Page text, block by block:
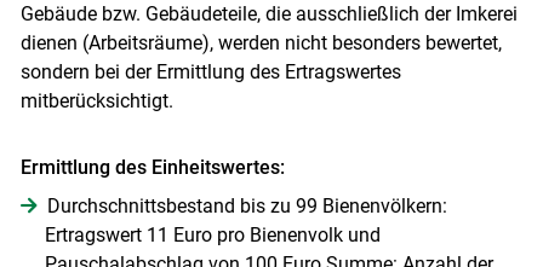
Gebäude bzw. Gebäudeteile, die ausschließlich der Imkerei
dienen (Arbeitsräume), werden nicht besonders bewertet,
sondern bei der Ermittlung des Ertragswertes
mitberücksichtigt.
Ermittlung des Einheitswertes:
Durchschnittsbestand bis zu 99 Bienenvölkern:
Ertragswert 11 Euro pro Bienenvolk und